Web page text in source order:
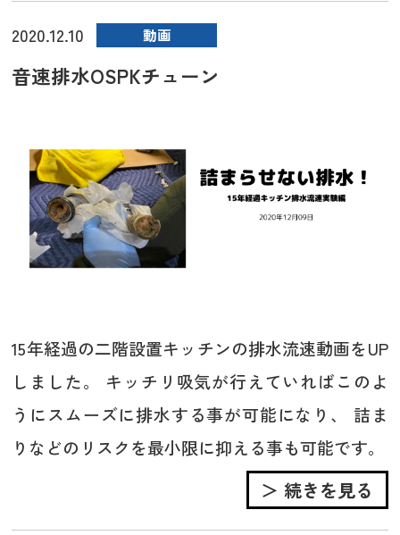
2020.12.10 動画
音速排水OSPKチューン
15年経過の二階設置キッチンの排水流速動画をUP
しました。 キッチリ吸気が行えていればこのよ
うにスムーズに排水する事が可能になり、 詰ま
りなどのリスクを最小限に抑える事も可能です。
＞ 続きを見る